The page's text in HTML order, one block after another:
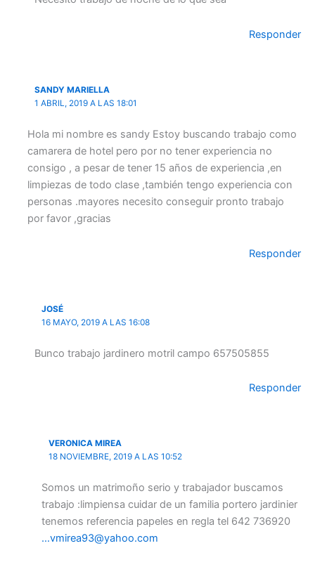
Responder
SANDY MARIELLA
1 ABRIL, 2019 A LAS 18:01
Hola mi nombre es sandy Estoy buscando trabajo como
camarera de hotel pero por no tener experiencia no
consigo , a pesar de tener 15 años de experiencia ,en
limpiezas de todo clase ,también tengo experiencia con
personas .mayores necesito conseguir pronto trabajo
por favor ,gracias
Responder
JOSÉ
16 MAYO, 2019 A LAS 16:08
Bunco trabajo jardinero motril campo 657505855
Responder
VERONICA MIREA
18 NOVIEMBRE, 2019 A LAS 10:52
Somos un matrimoño serio y trabajador buscamos
trabajo :limpiensa cuidar de un familia portero jardinier
tenemos referencia papeles en regla tel 642 736920
…vmirea93@yahoo.com